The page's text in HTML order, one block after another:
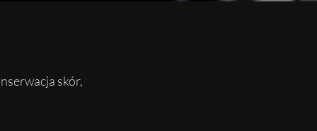
skór,